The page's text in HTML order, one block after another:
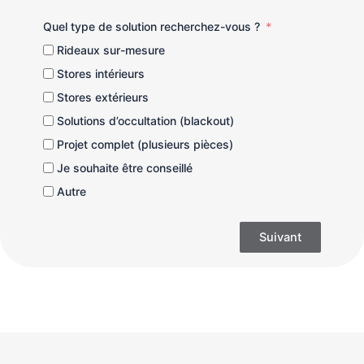
Quel type de solution recherchez-vous ?
Rideaux sur-mesure
Stores intérieurs
Stores extérieurs
Solutions d’occultation (blackout)
Projet complet (plusieurs pièces)
Je souhaite être conseillé
Autre
Suivant